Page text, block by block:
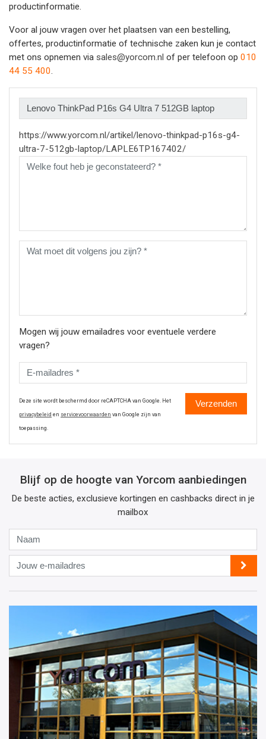
productinformatie.
Voor al jouw vragen over het plaatsen van een bestelling,
offertes, productinformatie of technische zaken kun je contact
met ons opnemen via sales@yorcom.nl of per telefoon op 010
44 55 400.
https://www.yorcom.nl/artikel/lenovo-thinkpad-p16s-g4-
ultra-7-512gb-laptop/LAPLE6TP167402/
Mogen wij jouw emailadres voor eventuele verdere
vragen?
Verzenden
Deze site wordt beschermd door reCAPTCHA van Google. Het
privacybeleid en servicevoorwaarden van Google zijn van
toepassing.
Blijf op de hoogte van Yorcom aanbiedingen
De beste acties, exclusieve kortingen en cashbacks direct in je
mailbox
Jouw
e-
mailadres